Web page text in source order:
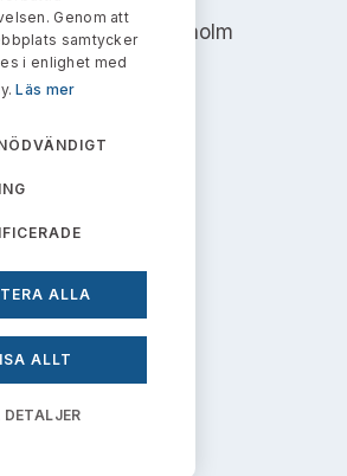
7354, 103 90 Stockholm
på uttalanden
Genom att
samtycker
i enlighet med
Läs mer
ALLA
ALLT